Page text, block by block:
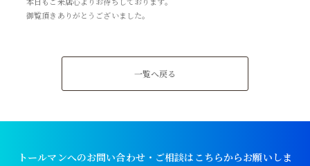
御覧頂きありがとうございました。
一覧へ戻る
トールマンへのお問い合わせ・ご相談はこちらからお願いしま